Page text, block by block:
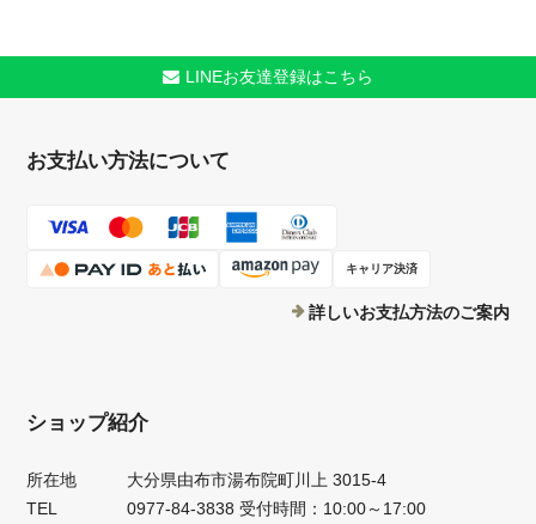
LINEお友達登録はこちら
お支払い方法について
キャリア決済
詳しいお支払方法のご案内
ショップ紹介
所在地
大分県由布市湯布院町川上 3015-4
TEL
0977-84-3838 受付時間：10:00～17:00